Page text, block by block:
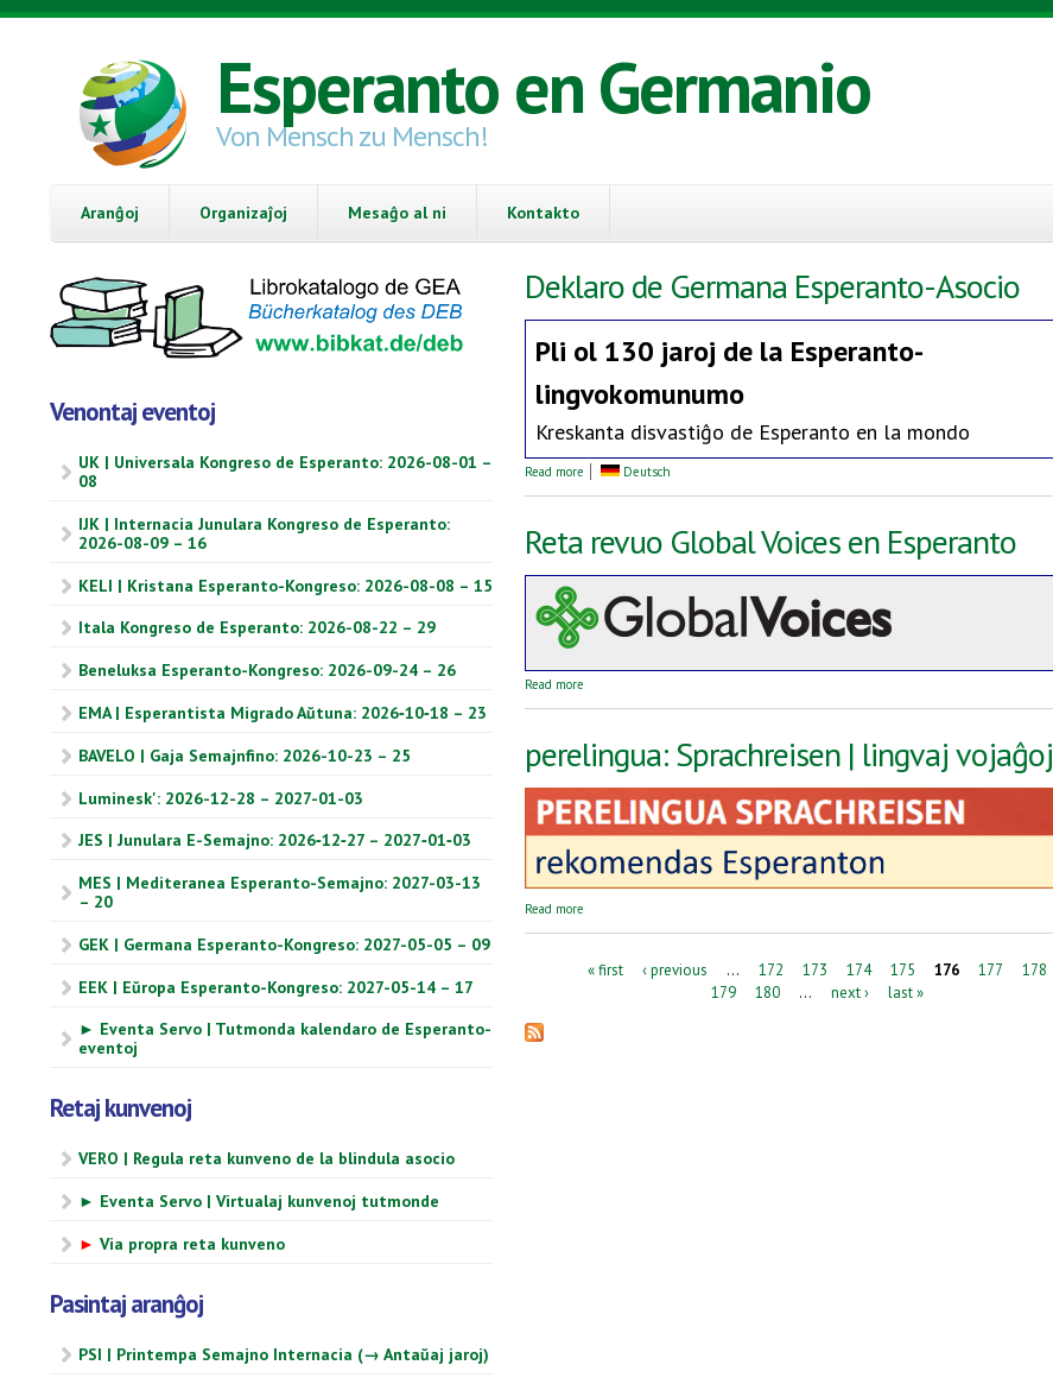
Skip to main content
Esperanto en Germanio
Von Mensch zu Mensch!
Aranĝoj Organizaĵoj Mesaĝo al ni Kontakto
Venontaj eventoj
UK | Universala Kongreso de Esperanto: 2026-08-01 –
08
IJK | Internacia Junulara Kongreso de Esperanto:
2026-08-09 – 16
KELI | Kristana Esperanto-Kongreso: 2026-08-08 – 15
Itala Kongreso de Esperanto: 2026-08-22 – 29
Beneluksa Esperanto-Kongreso: 2026-09-24 – 26
EMA | Esperantista Migrado Aŭtuna: 2026‑10‑18 – 23
BAVELO | Gaja Semajnfino: 2026-10-23 – 25
Luminesk': 2026-12-28 – 2027-01-03
JES | Junulara E-Semajno: 2026‑12‑27 – 2027‑01‑03
MES | Mediteranea Esperanto-Semajno: 2027-03-13
– 20
GEK | Germana Esperanto-Kongreso: 2027-05-05 – 09
EEK | Eŭropa Esperanto-Kongreso: 2027-05-14 – 17
► Eventa Servo | Tutmonda kalendaro de Esperanto-
eventoj
Retaj kunvenoj
VERO | Regula reta kunveno de la blindula asocio
► Eventa Servo | Virtualaj kunvenoj tutmonde
► Via propra reta kunveno
Pasintaj aranĝoj
PSI | Printempa Semajno Internacia (→ Antaŭaj jaroj)
Deklaro de Germana Esperanto-Asocio
Pli ol 130 jaroj de la Esperanto-
lingvokomunumo
Kreskanta disvastiĝo de Esperanto en la mondo
Read more about Deklaro de Germana Esperanto-Asocio
Deutsch
Reta revuo Global Voices en Esperanto
Read more
perelingua: Sprachreisen | lingvaj vojaĝoj
Read more
Pages« first ‹ previous … 172 173 174 175 176 177
178
179
180 … next › last »